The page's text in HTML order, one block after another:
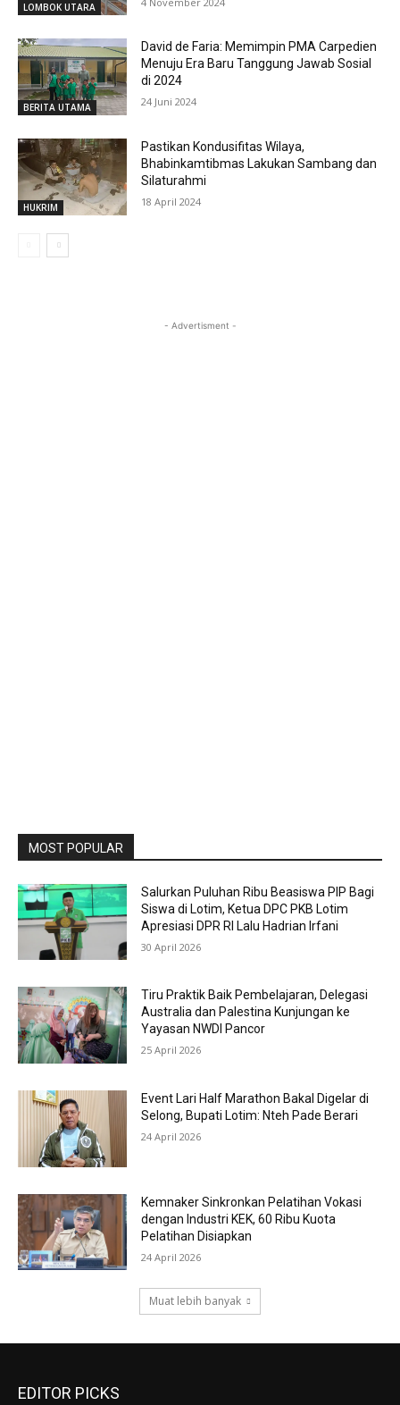
LOMBOK UTARA
BERITA UTAMA
David de Faria: Memimpin PMA Carpedien
Menuju Era Baru Tanggung Jawab Sosial
di 2024
24 Juni 2024
HUKRIM
Pastikan Kondusifitas Wilaya,
Bhabinkamtibmas Lakukan Sambang dan
Silaturahmi
18 April 2024
- Advertisment -
MOST POPULAR
Salurkan Puluhan Ribu Beasiswa PIP Bagi
Siswa di Lotim, Ketua DPC PKB Lotim
Apresiasi DPR RI Lalu Hadrian Irfani
30 April 2026
Tiru Praktik Baik Pembelajaran, Delegasi
Australia dan Palestina Kunjungan ke
Yayasan NWDI Pancor
25 April 2026
Event Lari Half Marathon Bakal Digelar di
Selong, Bupati Lotim: Nteh Pade Berari
24 April 2026
Kemnaker Sinkronkan Pelatihan Vokasi
dengan Industri KEK, 60 Ribu Kuota
Pelatihan Disiapkan
24 April 2026
Muat lebih banyak
EDITOR PICKS